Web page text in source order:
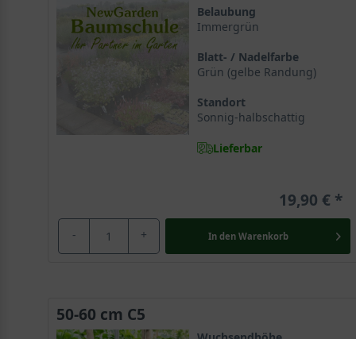
Belaubung
Immergrün
Blatt- / Nadelfarbe
Grün (gelbe Randung)
Standort
Sonnig-halbschattig
Lieferbar
19,90 €
- + In den Warenkorb
50-60 cm C5